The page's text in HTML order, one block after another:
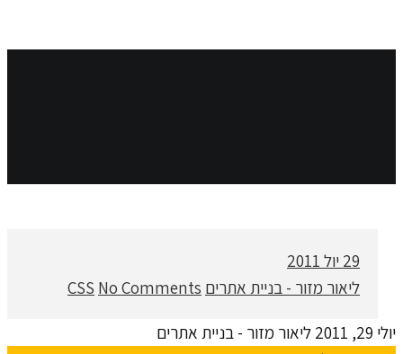
29 יול 2011
ליאור מזור - בניית אתרים
CSS No Comments
יולי 29, 2011
ליאור מזור - בניית אתרים